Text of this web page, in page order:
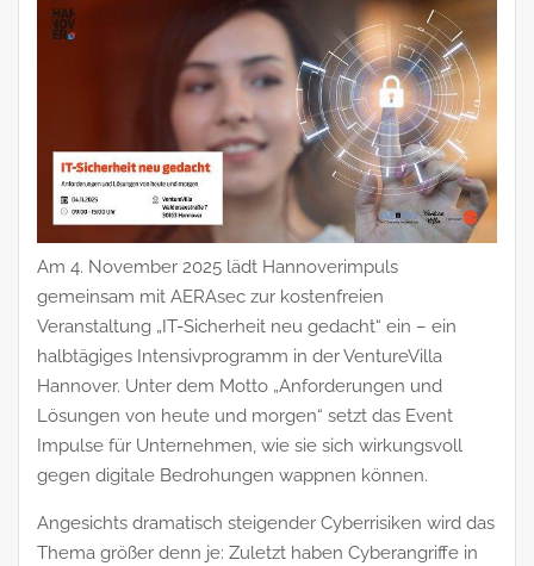
Am 4. November 2025 lädt Hannoverimpuls
gemeinsam mit AERAsec zur kostenfreien
Veranstaltung „IT-Sicherheit neu gedacht“ ein – ein
halbtägiges Intensivprogramm in der VentureVilla
Hannover. Unter dem Motto „Anforderungen und
Lösungen von heute und morgen“ setzt das Event
Impulse für Unternehmen, wie sie sich wirkungsvoll
gegen digitale Bedrohungen wappnen können.
Angesichts dramatisch steigender Cyberrisiken wird das
Thema größer denn je: Zuletzt haben Cyberangriffe in